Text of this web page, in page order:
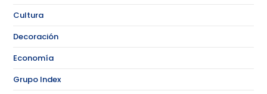
Cultura
Decoración
Economía
Grupo Index